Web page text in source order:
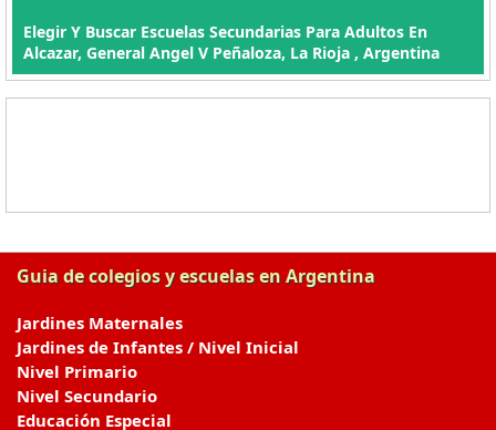
Elegir Y Buscar Escuelas Secundarias Para Adultos En
Alcazar, General Angel V Peñaloza, La Rioja , Argentina
Guia de colegios y escuelas en Argentina
Jardines Maternales
Jardines de Infantes / Nivel Inicial
Nivel Primario
Nivel Secundario
Educación Especial